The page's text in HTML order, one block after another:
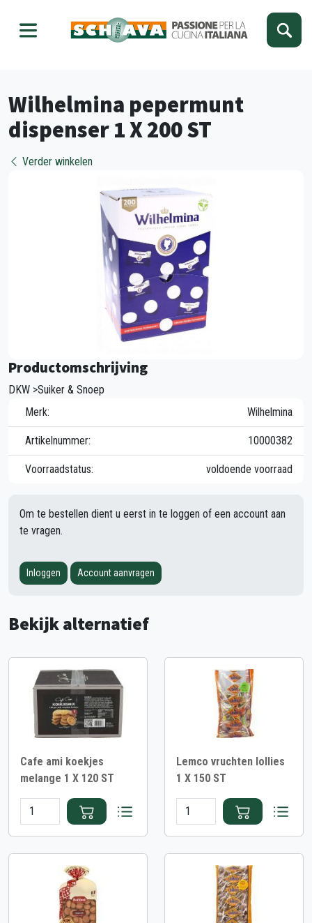
Wilhelmina pepermunt
dispenser 1 X 200 ST
Verder winkelen
Productomschrijving
DKW >Suiker & Snoep
Merk:
Wilhelmina
Artikelnummer: 10000382
Voorraadstatus: voldoende voorraad
Om te bestellen dient u eerst in te loggen of een account aan
te vragen.
Inloggen Account aanvragen
Bekijk alternatief
Cafe ami koekjes
melange 1 X 120 ST
Lemco vruchten lollies
1 X 150 ST